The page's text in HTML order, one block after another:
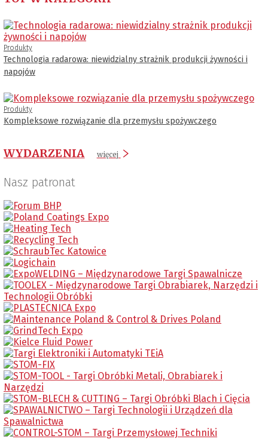
Produkty
Technologia radarowa: niewidzialny strażnik produkcji żywności i
napojów
Produkty
Kompleksowe rozwiązanie dla przemysłu spożywczego
WYDARZENIA więcej
Nasz patronat